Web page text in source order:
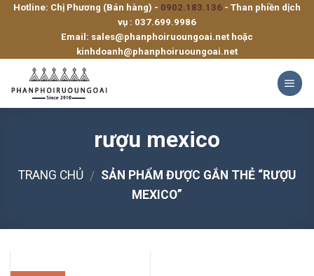
SkipHotline: Chị Phương (Bán hàng) - 0902.183.136 - Than phiền dịch
vụ : 037.699.9986
Email: sales@phanphoiruoungoai.net hoặc
kinhdoanh@phanphoiruoungoai.net
rượu mexico
TRANG CHỦ / SẢN PHẨM ĐƯỢC GẮN THẺ “RƯỢU
MEXICO”